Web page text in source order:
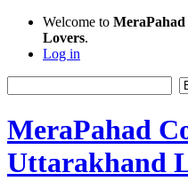
Welcome to
Lovers.
Log in
MeraPahad
Uttarakhand